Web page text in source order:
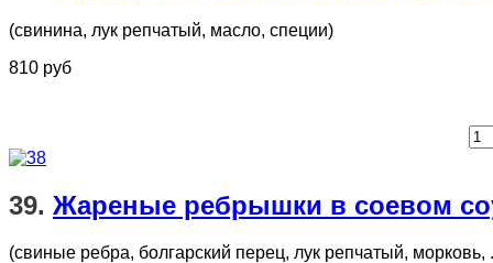
(свинина, лук репчатый, масло, специи)
810 руб
39. Жареные ребрышки в соевом
(свиные ребра, болгарский перец, лук репчатый, морковь,